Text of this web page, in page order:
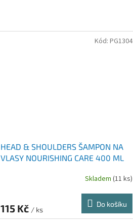
HEAD & SHOULDERS ŠAMPON NA
VLASY NOURISHING CARE 400 ML
Skladem (11 ks)
115 Kč / ks
Do košíku
Kód: PG1304